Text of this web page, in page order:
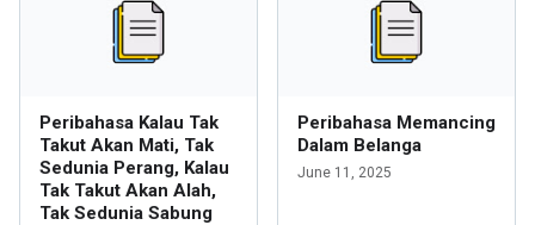
Peribahasa Kalau Tak
Takut Akan Mati, Tak
Sedunia Perang, Kalau
Tak Takut Akan Alah,
Tak Sedunia Sabung
Peribahasa Memancing
Dalam Belanga
June 11, 2025